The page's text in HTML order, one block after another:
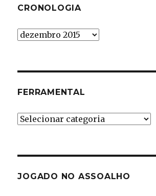
CRONOLOGIA
Cronologia
FERRAMENTAL
Ferramental
JOGADO NO ASSOALHO